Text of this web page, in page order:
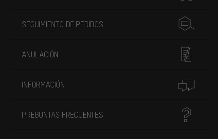
SEGUIMIENTO DE PEDIDOS
ANULACIÓN
INFORMACIÓN
PREGUNTAS FRECUENTES